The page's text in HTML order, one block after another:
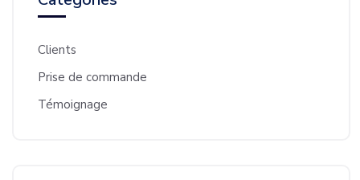
Clients
Prise de commande
Témoignage